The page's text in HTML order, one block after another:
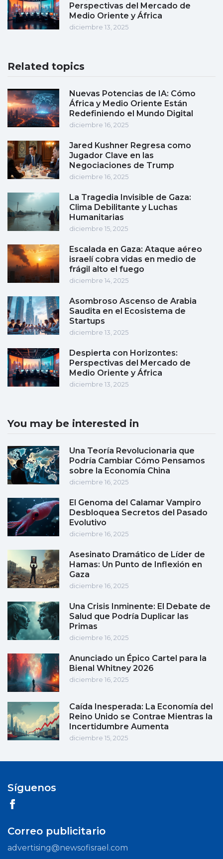
Perspectivas del Mercado de
Medio Oriente y África
diciembre 13, 2025
Related topics
Nuevas Potencias de IA: Cómo
África y Medio Oriente Están
Redefiniendo el Mundo Digital
diciembre 16, 2025
Jared Kushner Regresa como
Jugador Clave en las
Negociaciones de Trump
diciembre 16, 2025
La Tragedia Invisible de Gaza:
Clima Debilitante y Luchas
Humanitarias
diciembre 15, 2025
Escalada en Gaza: Ataque aéreo
israelí cobra vidas en medio de
frágil alto el fuego
diciembre 14, 2025
Asombroso Ascenso de Arabia
Saudita en el Ecosistema de
Startups
diciembre 13, 2025
Despierta con Horizontes:
Perspectivas del Mercado de
Medio Oriente y África
diciembre 13, 2025
You may be interested in
Una Teoría Revolucionaria que
Podría Cambiar Cómo Pensamos
sobre la Economía China
diciembre 16, 2025
El Genoma del Calamar Vampiro
Desbloquea Secretos del Pasado
Evolutivo
diciembre 16, 2025
Asesinato Dramático de Líder de
Hamas: Un Punto de Inflexión en
Gaza
diciembre 16, 2025
Una Crisis Inminente: El Debate de
Salud que Podría Duplicar las
Primas
diciembre 16, 2025
Anunciado un Épico Cartel para la
Bienal Whitney 2026
diciembre 16, 2025
Caída Inesperada: La Economía del
Reino Unido se Contrae Mientras la
Incertidumbre Aumenta
diciembre 15, 2025
Síguenos
Correo publicitario
advertising@newsofisrael.com